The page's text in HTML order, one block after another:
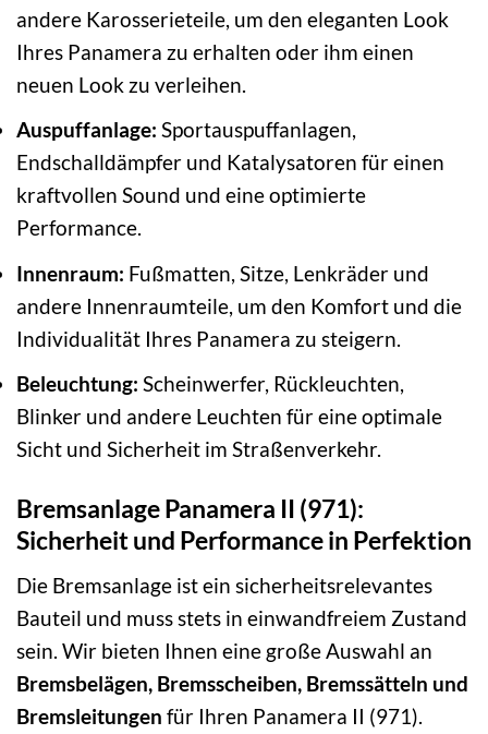
andere Karosserieteile, um den eleganten Look
Ihres Panamera zu erhalten oder ihm einen
neuen Look zu verleihen.
Auspuffanlage: Sportauspuffanlagen,
Endschalldämpfer und Katalysatoren für einen
kraftvollen Sound und eine optimierte
Performance.
Innenraum: Fußmatten, Sitze, Lenkräder und
andere Innenraumteile, um den Komfort und die
Individualität Ihres Panamera zu steigern.
Beleuchtung: Scheinwerfer, Rückleuchten,
Blinker und andere Leuchten für eine optimale
Sicht und Sicherheit im Straßenverkehr.
Bremsanlage Panamera II (971):
Sicherheit und Performance in Perfektion
Die Bremsanlage ist ein sicherheitsrelevantes
Bauteil und muss stets in einwandfreiem Zustand
sein. Wir bieten Ihnen eine große Auswahl an
Bremsbelägen, Bremsscheiben, Bremssätteln und
Bremsleitungen für Ihren Panamera II (971).